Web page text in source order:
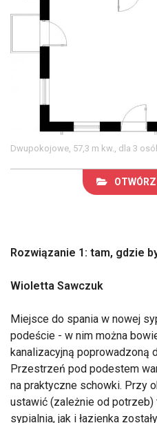
Dwupokojowe, 57,3 m kw., dla 3
Rozwiązanie 1: tam, gdzie
Wioletta Sawczuk
Miejsce do spania w nowej
podeście - w nim można
kanalizacyjną poprowadzoną
Przestrzeń pod podestem
na praktyczne schowki. Przy
ustawić (zależnie od potrzeb)
sypialnia, jak i łazienka